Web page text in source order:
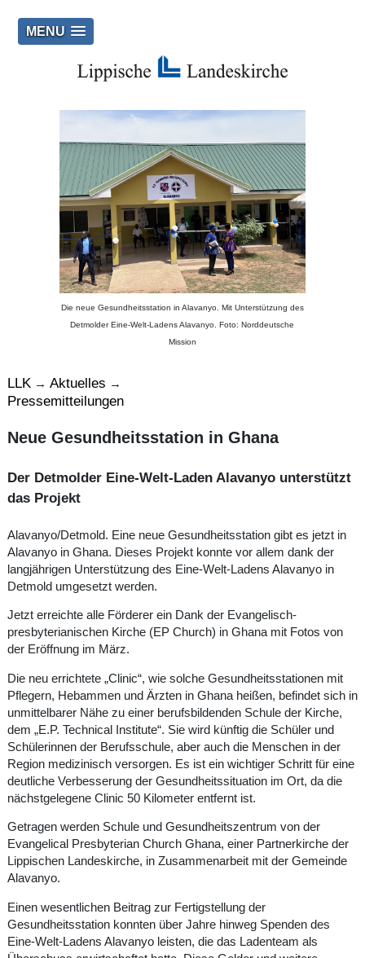
MENU
Die neue Gesundheitsstation in Alavanyo. Mit Unterstützung des
Detmolder Eine-Welt-Ladens Alavanyo. Foto: Norddeutsche
Mission
LLK→ Aktuelles →
Pressemitteilungen
Neue Gesundheitsstation in Ghana
Der Detmolder Eine-Welt-Laden Alavanyo unterstützt
das Projekt
Alavanyo/Detmold. Eine neue Gesundheitsstation gibt es jetzt in
Alavanyo in Ghana. Dieses Projekt konnte vor allem dank der
langjährigen Unterstützung des Eine-Welt-Ladens Alavanyo in
Detmold umgesetzt werden.
Jetzt erreichte alle Förderer ein Dank der Evangelisch-
presbyterianischen Kirche (EP Church) in Ghana mit Fotos von
der Eröffnung im März.
Die neu errichtete „Clinic“, wie solche Gesundheitsstationen mit
Pflegern, Hebammen und Ärzten in Ghana heißen, befindet sich in
unmittelbarer Nähe zu einer berufsbildenden Schule der Kirche,
dem „E.P. Technical Institute“. Sie wird künftig die Schüler und
Schülerinnen der Berufsschule, aber auch die Menschen in der
Region medizinisch versorgen. Es ist ein wichtiger Schritt für eine
deutliche Verbesserung der Gesundheitssituation im Ort, da die
nächstgelegene Clinic 50 Kilometer entfernt ist.
Getragen werden Schule und Gesundheitszentrum von der
Evangelical Presbyterian Church Ghana, einer Partnerkirche der
Lippischen Landeskirche, in Zusammenarbeit mit der Gemeinde
Alavanyo.
Einen wesentlichen Beitrag zur Fertigstellung der
Gesundheitsstation konnten über Jahre hinweg Spenden des
Eine-Welt-Ladens Alavanyo leisten, die das Ladenteam als